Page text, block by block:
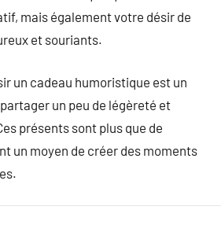
mais également votre désir de
et souriants.
un cadeau humoristique est un
un peu de légèreté et
présents sont plus que de
un moyen de créer des moments